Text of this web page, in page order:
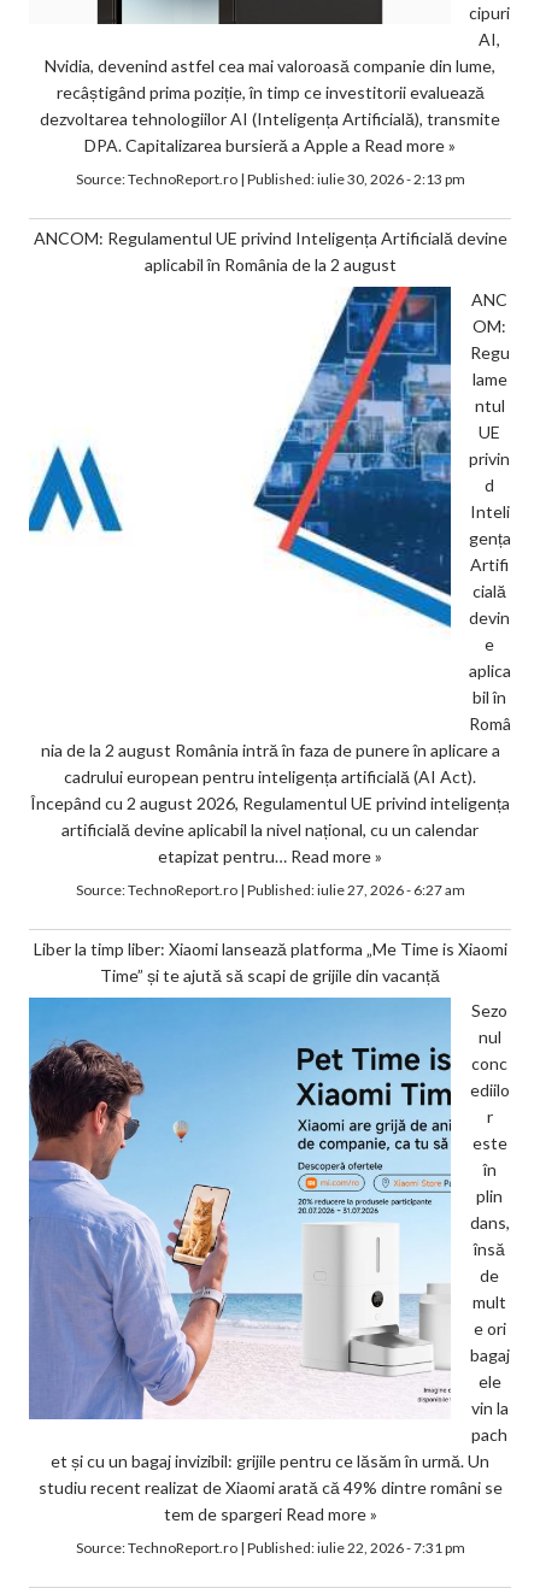
cipuri
AI,
Nvidia, devenind astfel cea mai valoroasă companie din lume,
recâștigând prima poziție, în timp ce investitorii evaluează
dezvoltarea tehnologiilor AI (Inteligența Artificială), transmite
DPA. Capitalizarea bursieră a Apple a Read more »
Source:TechnoReport.ro| Published:iulie 30, 2026 - 2:13 pm
ANCOM: Regulamentul UE privind Inteligența Artificială devine
aplicabil în România de la 2 august
ANC
OM:
Regu
lame
ntul
UE
privin
d
Inteli
gența
Artifi
cială
devin
e
aplica
bil în
Româ
nia de la 2 august România intră în faza de punere în aplicare a
cadrului european pentru inteligența artificială (AI Act).
Începând cu 2 august 2026, Regulamentul UE privind inteligența
artificială devine aplicabil la nivel național, cu un calendar
etapizat pentru… Read more »
Source:TechnoReport.ro| Published:iulie 27, 2026 - 6:27 am
Liber la timp liber: Xiaomi lansează platforma „Me Time is Xiaomi
Time” și te ajută să scapi de grijile din vacanță
Sezo
nul
conc
ediilo
r
este
în
plin
dans,
însă
de
mult
e ori
bagaj
ele
vin la
pach
et și cu un bagaj invizibil: grijile pentru ce lăsăm în urmă. Un
studiu recent realizat de Xiaomi arată că 49% dintre români se
tem de spargeri Read more »
Source:TechnoReport.ro| Published:iulie 22, 2026 - 7:31 pm